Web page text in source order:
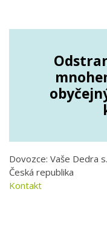
Dovozce: Vaše Dedra
Česká republika
Kontakt